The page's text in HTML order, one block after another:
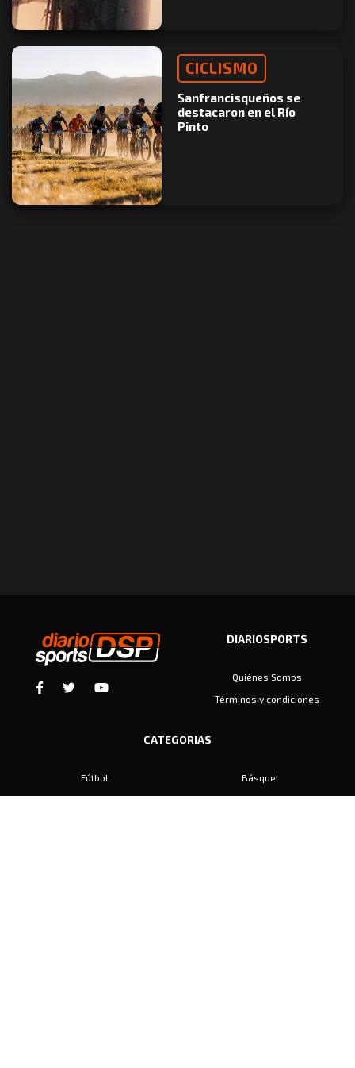
CICLISMO
Sanfrancisqueños se
destacaron en el Río
Pinto
DIARIOSPORTS
Quiénes Somos
Términos y condiciones
CATEGORIAS
Fútbol
Básquet